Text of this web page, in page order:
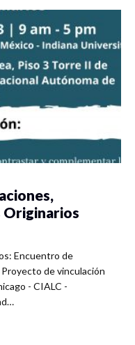
Originarios
Encuentro de
de vinculación
- CIALC -